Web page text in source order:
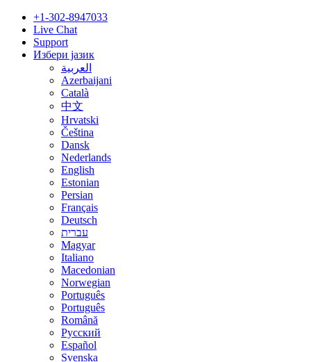
+1-302-8947033
Live Chat
Support
Избери јазик
العربية
Azerbaijani
Català
中文
Hrvatski
Čeština
Dansk
Nederlands
English
Estonian
Persian
Français
Deutsch
עברית
Magyar
Italiano
Macedonian
Norwegian
Português
Português
Română
Русский
Español
Svenska